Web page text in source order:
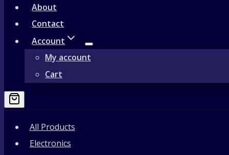
About
Contact
Account
My account
Cart
All Products
Electronics